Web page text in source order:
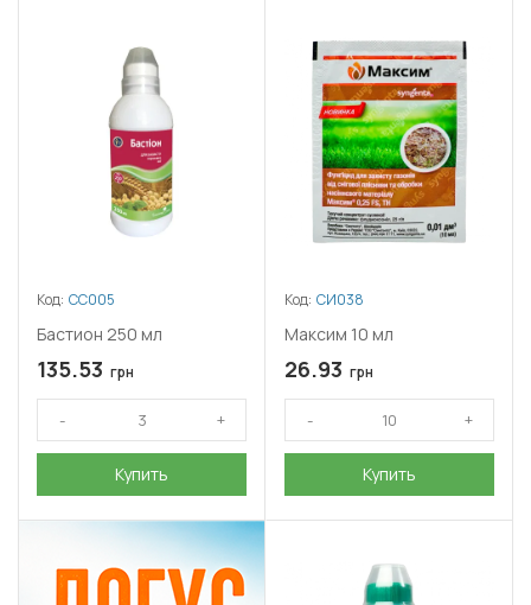
Код: СС005
Бастион 250 мл
135.53 грн
Купить
Код: СИ038
Максим 10 мл
26.93 грн
Купить